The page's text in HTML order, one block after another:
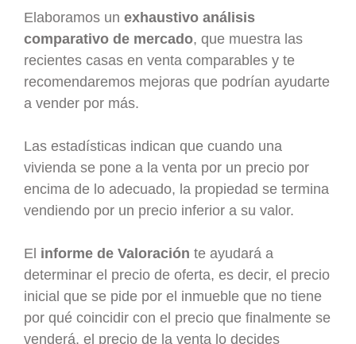
Elaboramos un exhaustivo análisis
comparativo de mercado, que muestra las
recientes casas en venta comparables y te
recomendaremos mejoras que podrían ayudarte
a vender por más.
Las estadísticas indican que cuando una
vivienda se pone a la venta por un precio por
encima de lo adecuado, la propiedad se termina
vendiendo por un precio inferior a su valor.
El informe de Valoración te ayudará a
determinar el precio de oferta, es decir, el precio
inicial que se pide por el inmueble que no tiene
por qué coincidir con el precio que finalmente se
venderá, el precio de la venta lo decides